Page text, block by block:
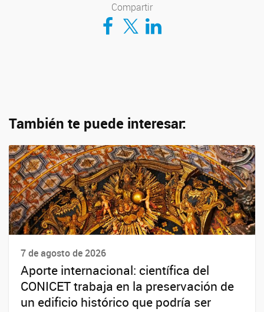
Compartir
Compartir en Facebook
Compartir en TwitterCompartir en LinkedIn
También te puede interesar:
7 de agosto de 2026
Aporte internacional: científica del
CONICET trabaja en la preservación de
un edificio histórico que podría ser